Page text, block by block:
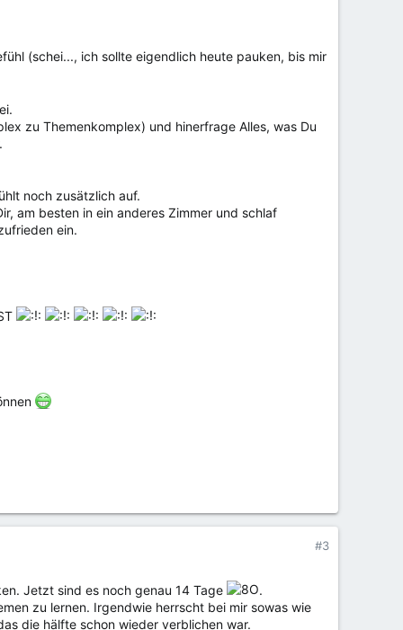
(schei..., ich sollte eigendlich heute pauken, bis mir
zu Themenkomplex) und hinerfrage Alles, was Du
noch zusätzlich auf.
am besten in ein anderes Zimmer und schlaf
ein.
#3
Jetzt sind es noch genau 14 Tage
.
zu lernen. Irgendwie herrscht bei mir sowas wie
die hälfte schon wieder verblichen war.